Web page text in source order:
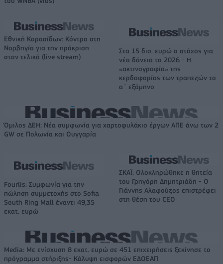
Εθνική Κορασίδων: Κόντρα στη
Νορβηγία για την πρόκριση
στον τελικό (live stream)
Στα 15 δισ. ευρώ ο στόχος για
νέα δάνεια το 2026 - Η
«ακτινογραφία» της
κερδοφορίας των τραπεζών το
α΄ εξάμηνο
Όμιλος ΔΕΗ: Νέα συμφωνία για χαρτοφυλάκιο έργων ΑΠΕ άνω των 2
GW σε Πολωνία και Ουγγαρία
Fourlis: Συμφωνία για την
πώληση συμμετοχής στο Sofia
South Ring Mall έναντι 49,35
εκατ. ευρώ
ΣΚΑΪ: Ολοκληρώθηκε η θητεία
του Γρηγόρη Δημητριάδη - Ο
Γιάννης Αλαφούζος επιστρέφει
στη θέση του CEO
Media: Με ενίσχυση 8 εκατ. ευρώ σε 451 επιχειρήσεις ξεκίνησε το
πρόγραμμα στήριξης- Κάλυψη εισφορών ΕΔΟΕΑΠ